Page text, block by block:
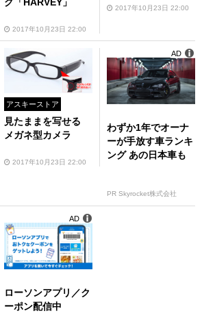
2017年10月23日 22:00
2017年10月23日 22:00
アスキーストア
見たままを写せる
メガネ型カメラ
2017年10月23日 22:00
わずか1年でオーナ
ーが手放す車ランキ
ング あの日本車も
PR Skyrocket株式会社
AD
ローソンアプリ／ク
ーポン配信中
AD